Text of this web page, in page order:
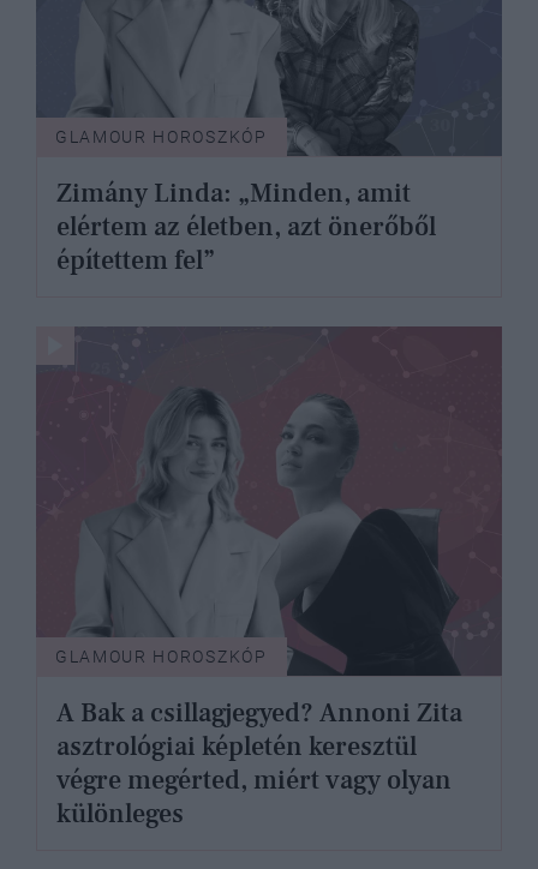
GLAMOUR HOROSZKÓP
Zimány Linda: „Minden, amit
elértem az életben, azt önerőből
építettem fel”
GLAMOUR HOROSZKÓP
A Bak a csillagjegyed? Annoni Zita
asztrológiai képletén keresztül
végre megérted, miért vagy olyan
különleges